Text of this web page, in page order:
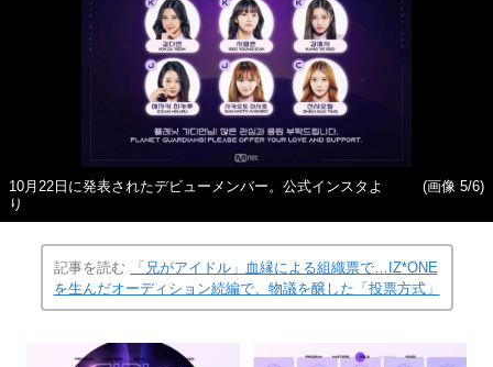
10月22日に発表されたデビューメンバー。公式インスタよ
り
(画像 5/6)
記事を読む
「兄がアイドル」血縁による組織票で…IZ*ONE
を生んだオーディション続編で、物議を醸した「投票方式」